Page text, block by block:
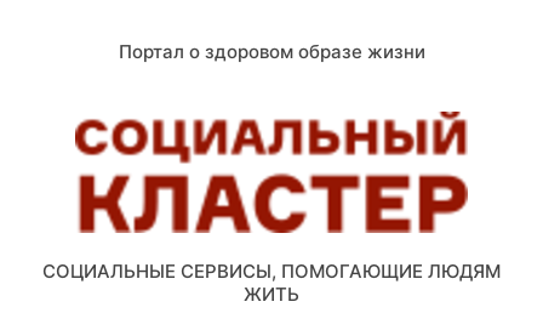
Портал о здоровом образе жизни
СОЦИАЛЬНЫЕ СЕРВИСЫ, ПОМОГАЮЩИЕ ЛЮДЯМ
ЖИТЬ